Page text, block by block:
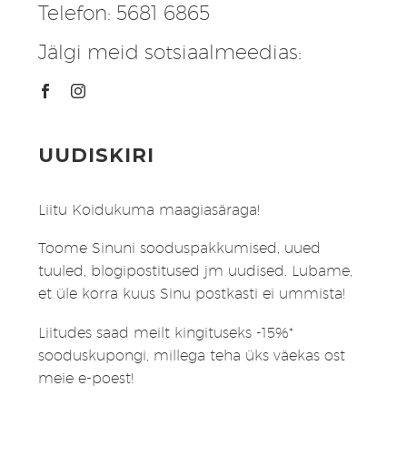
Telefon: 5681 6865
Jälgi meid sotsiaalmeedias:
UUDISKIRI
Liitu Koidukuma maagiasäraga!
Toome Sinuni sooduspakkumised, uued
tuuled, blogipostitused jm uudised. Lubame,
et üle korra kuus Sinu postkasti ei ummista!
Liitudes saad meilt kingituseks -15%*
sooduskupongi, millega teha üks väekas ost
meie e-poest!